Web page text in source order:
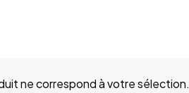
ne correspond à votre sélection.